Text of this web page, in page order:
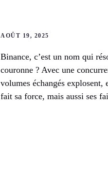
AOÛT 19, 2025
Binance, c’est un nom qui
couronne ? Avec une
volumes échangés
fait sa force, mais aussi ses